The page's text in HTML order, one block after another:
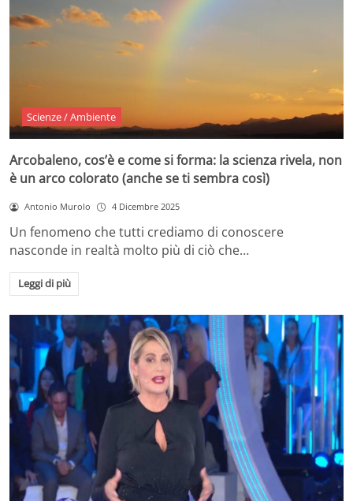
Scienze / Ambiente
Arcobaleno, cos’è e come si forma: la scienza rivela, non
è un arco colorato (anche se ti sembra così)
Antonio Murolo 4 Dicembre 2025
Un fenomeno che tutti crediamo di conoscere
nasconde in realtà molto più di ciò che…
Leggi di più